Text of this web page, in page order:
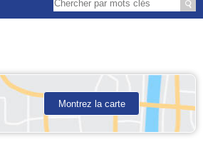
Montrez la carte